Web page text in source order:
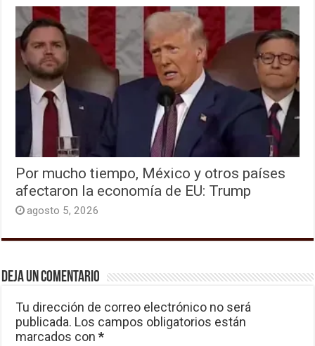
Por mucho tiempo, México y otros países
afectaron la economía de EU: Trump
agosto 5, 2026
Deja un comentario
Tu dirección de correo electrónico no será
publicada. Los campos obligatorios están
marcados con*